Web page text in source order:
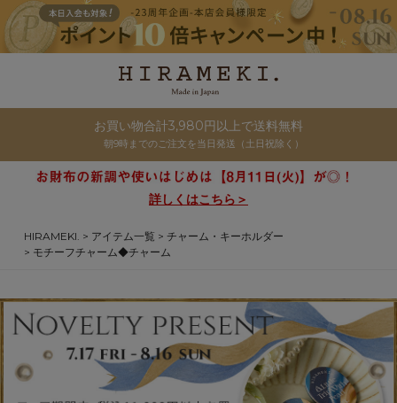
お買い物合計3,980円以上で送料無料
朝9時までのご注文を当日発送（土日祝除く）
詳しくはこちら＞
HIRAMEKI. アイテム一覧
チャーム・キーホルダー
モチーフチャーム◆チャーム